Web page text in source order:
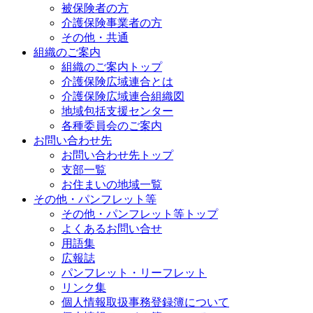
被保険者の方
介護保険事業者の方
その他・共通
組織のご案内
組織のご案内トップ
介護保険広域連合とは
介護保険広域連合組織図
地域包括支援センター
各種委員会のご案内
お問い合わせ先
お問い合わせ先トップ
支部一覧
お住まいの地域一覧
その他・パンフレット等
その他・パンフレット等トップ
よくあるお問い合せ
用語集
広報誌
パンフレット・リーフレット
リンク集
個人情報取扱事務登録簿について